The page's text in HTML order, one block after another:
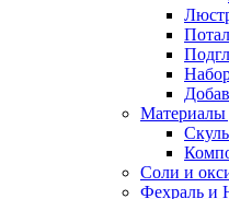
Материалы
Соли и
Фехраль и